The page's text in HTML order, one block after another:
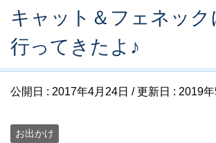
キャット＆フェネック
行ってきたよ♪
公開日 : 2017年4月24日 / 更新日 : 2019
お出かけ